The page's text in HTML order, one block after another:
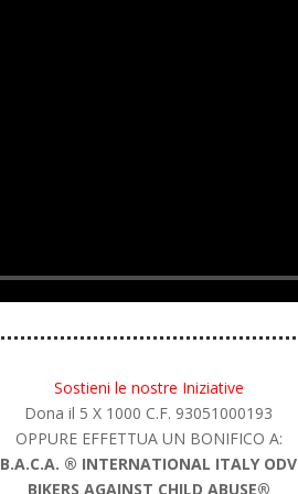
Sostieni le nostre Iniziative
Dona il 5 X 1000 C.F. 93051000193
OPPURE EFFETTUA UN BONIFICO A:
B.A.C.A. ® INTERNATIONAL ITALY ODV
BIKERS AGAINST CHILD ABUSE®